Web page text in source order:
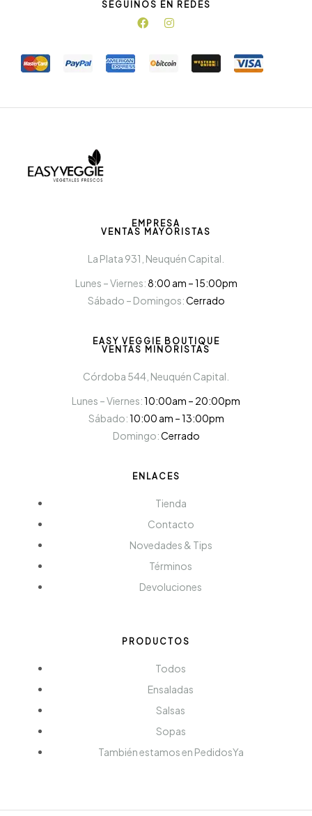
SEGUINOS EN REDES
EMPRESA
VENTAS MAYORISTAS
La Plata 931, Neuquén Capital.
Lunes – Viernes:8:00 am – 15:00pm
Sábado – Domingos:Cerrado
EASY VEGGIE BOUTIQUE
VENTAS MINORISTAS
Córdoba 544, Neuquén Capital.
Lunes – Viernes:10:00am – 20:00pm
Sábado:10:00 am – 13:00pm
Domingo:Cerrado
ENLACES
Tienda
Contacto
Novedades & Tips
Términos
Devoluciones
PRODUCTOS
Todos
Ensaladas
Salsas
Sopas
También estamos en PedidosYa